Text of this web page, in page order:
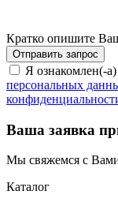
Кратко опишите
Я ознакомлен(-
персональных
Ваша заявка
Мы свяжемся с
Каталог